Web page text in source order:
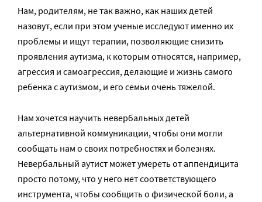
Нам, родителям, не так важно, как наших детей
назовут, если при этом ученые исследуют именно их
проблемы и ищут терапии, позволяющие снизить
проявления аутизма, к которым относятся, например,
агрессия и самоагрессия, делающие и жизнь самого
ребенка с аутизмом, и его семьи очень тяжелой.
Нам хочется научить невербальных детей
альтернативной коммуникации, чтобы они могли
сообщать нам о своих потребностях и болезнях.
Невербальный аутист может умереть от аппендицита
просто потому, что у него нет соответствующего
инструмента, чтобы сообщить о физической боли, а